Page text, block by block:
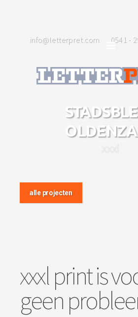
info@letterpret.com 0541 -
alle projecten
xxxl print is
geen